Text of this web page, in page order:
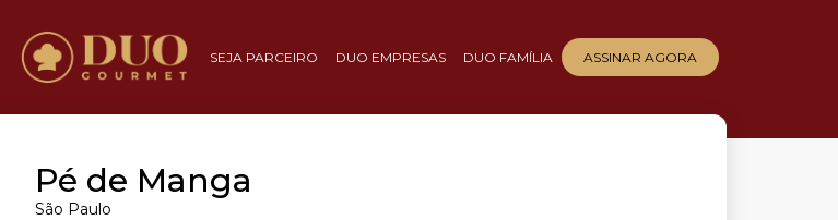
SEJA PARCEIRO DUO EMPRESAS DUO FAMÍLIA ASSINAR AGORA
Pé de Manga
São Paulo